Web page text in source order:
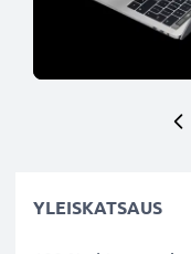
YLEISKATSAUS